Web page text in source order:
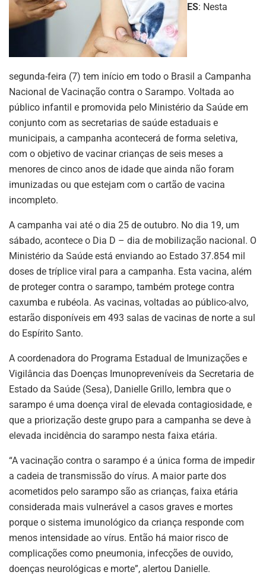
ES: Nesta
segunda-feira (7) tem início em todo o Brasil a Campanha
Nacional de Vacinação contra o Sarampo. Voltada ao
público infantil e promovida pelo Ministério da Saúde em
conjunto com as secretarias de saúde estaduais e
municipais, a campanha acontecerá de forma seletiva,
com o objetivo de vacinar crianças de seis meses a
menores de cinco anos de idade que ainda não foram
imunizadas ou que estejam com o cartão de vacina
incompleto.
A campanha vai até o dia 25 de outubro. No dia 19, um
sábado, acontece o Dia D – dia de mobilização nacional. O
Ministério da Saúde está enviando ao Estado 37.854 mil
doses de tríplice viral para a campanha. Esta vacina, além
de proteger contra o sarampo, também protege contra
caxumba e rubéola. As vacinas, voltadas ao público-alvo,
estarão disponíveis em 493 salas de vacinas de norte a sul
do Espírito Santo.
A coordenadora do Programa Estadual de Imunizações e
Vigilância das Doenças Imunopreveníveis da Secretaria de
Estado da Saúde (Sesa), Danielle Grillo, lembra que o
sarampo é uma doença viral de elevada contagiosidade, e
que a priorização deste grupo para a campanha se deve à
elevada incidência do sarampo nesta faixa etária.
“A vacinação contra o sarampo é a única forma de impedir
a cadeia de transmissão do vírus. A maior parte dos
acometidos pelo sarampo são as crianças, faixa etária
considerada mais vulnerável a casos graves e mortes
porque o sistema imunológico da criança responde com
menos intensidade ao vírus. Então há maior risco de
complicações como pneumonia, infecções de ouvido,
doenças neurológicas e morte”, alertou Danielle.